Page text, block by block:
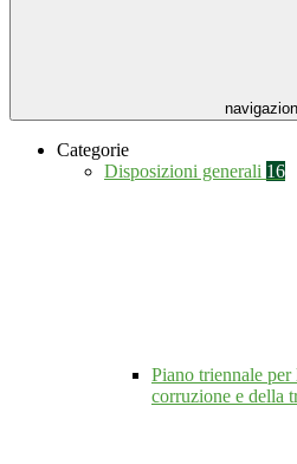
Categorie
Disposizioni generali 16
Piano triennale
corruzione e della